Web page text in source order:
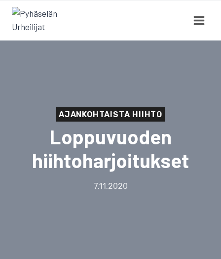
Siirry
sisältöön
AJANKOHTAISTA HIIHTO
Loppuvuoden
hiihtoharjoitukset
7.11.2020